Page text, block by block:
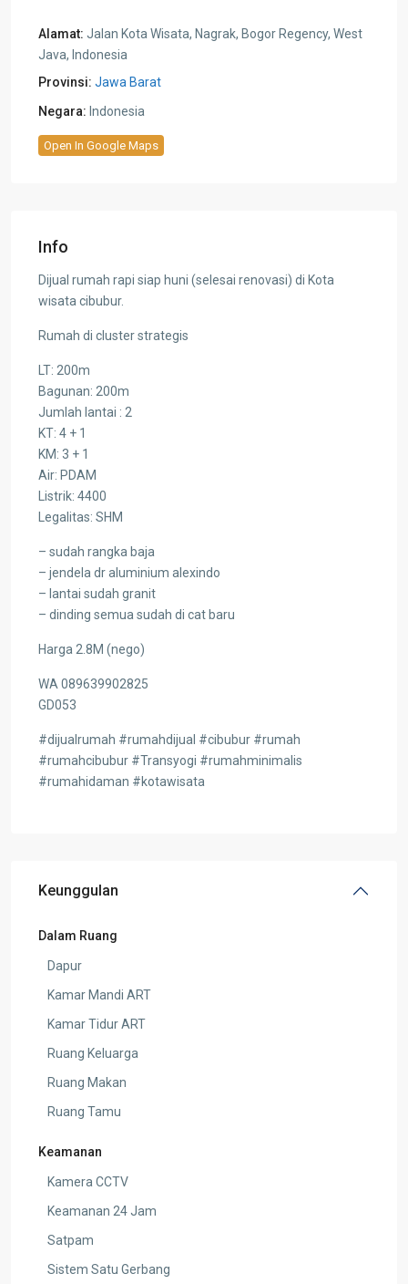
Alamat: Jalan Kota Wisata, Nagrak, Bogor Regency, West
Java, Indonesia
Provinsi: Jawa Barat
Negara: Indonesia
Open In Google Maps
Info
Dijual rumah rapi siap huni (selesai renovasi) di Kota
wisata cibubur.
Rumah di cluster strategis
LT: 200m
Bagunan: 200m
Jumlah lantai : 2
KT: 4 + 1
KM: 3 + 1
Air: PDAM
Listrik: 4400
Legalitas: SHM
– sudah rangka baja
– jendela dr aluminium alexindo
– lantai sudah granit
– dinding semua sudah di cat baru
Harga 2.8M (nego)
WA 089639902825
GD053
#dijualrumah #rumahdijual #cibubur #rumah
#rumahcibubur #Transyogi #rumahminimalis
#rumahidaman #kotawisata
Keunggulan
Dalam Ruang
Dapur
Kamar Mandi ART
Kamar Tidur ART
Ruang Keluarga
Ruang Makan
Ruang Tamu
Keamanan
Kamera CCTV
Keamanan 24 Jam
Satpam
Sistem Satu Gerbang